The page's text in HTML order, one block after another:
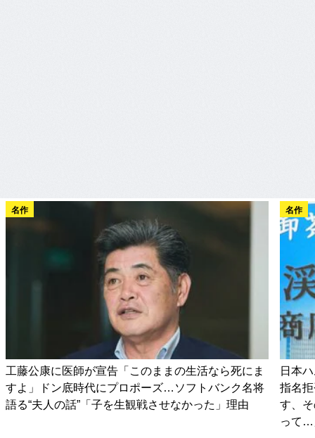
名作
工藤公康に医師が宣告「このままの生活なら死にま
すよ」ドン底時代にプロポーズ…ソフトバンク名将
語る“夫人の話”「子を生観戦させなかった」理由
名作
日本
指名
す、
って…